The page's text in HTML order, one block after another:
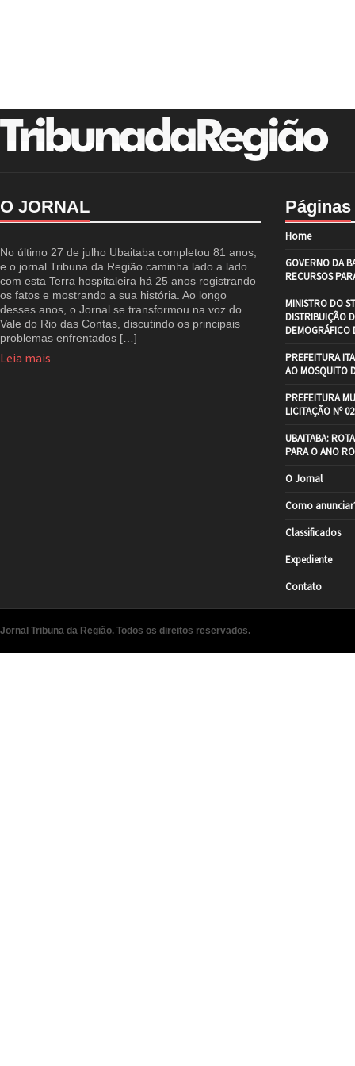
O JORNAL
No último 27 de julho Ubaitaba completou 81 anos,
e o jornal Tribuna da Região caminha lado a lado
com esta Terra hospitaleira há 25 anos registrando
os fatos e mostrando a sua história. Ao longo
desses anos, o Jornal se transformou na voz do
Vale do Rio das Contas, discutindo os principais
problemas enfrentados […]
Leia mais
Páginas
Home
GOVERNO DA
RECURSOS
MINISTRO DO
DISTRIBUIÇÃO
DEMOGRÁFICO
PREFEITURA
AO MOSQUITO
PREFEITURA
LICITAÇÃO Nº
UBAITABA:
PARA O ANO
O Jornal
Como
Classificados
Expediente
Contato
Jornal Tribuna da Região. Todos os direitos reservados.